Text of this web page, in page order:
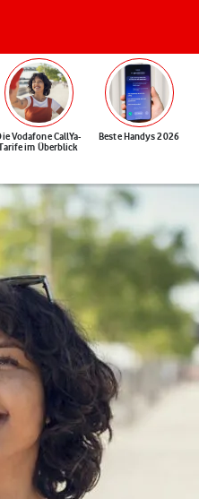
Vodafone CallYa-
im Überblick
Beste Handys 2026